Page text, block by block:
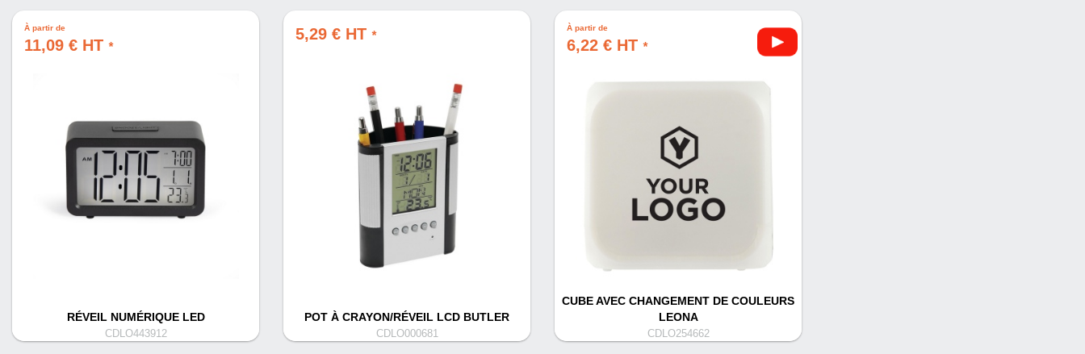
À partir de
11,09 € HT *
RÉVEIL NUMÉRIQUE LED
CDLO443912
5,29 € HT *
POT À CRAYON/RÉVEIL LCD BUTLER
CDLO000681
À partir de
6,22 € HT *
CUBE AVEC CHANGEMENT DE COULEURS
LEONA
CDLO254662